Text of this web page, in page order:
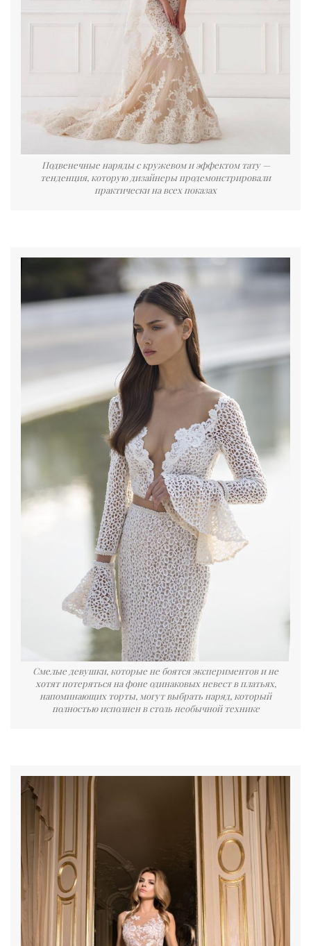
Подвенечные наряды с кружевом и эффектом тату —
тенденция, которую дизайнеры продемонстрировали
практически на всех показах
Смелые девушки, которые не боятся экспериментов и не
хотят потеряться на фоне одинаковых невест в платьях,
напоминающих торты, могут выбрать наряд, который
полностью исполнен в столь необычной технике